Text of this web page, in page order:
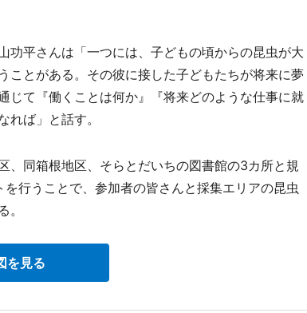
平さんは「一つには、子どもの頃からの昆虫が大
ことがある。その彼に接した子どもたちが将来に夢
じて『働くことは何か』『将来どのような仕事に就
ば」と話す。
同箱根地区、そらとだいちの図書館の3カ所と規
行うことで、参加者の皆さんと採集エリアの昆虫
を見る